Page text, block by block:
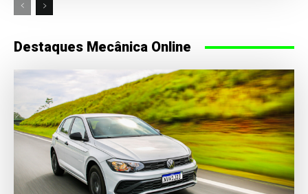
Destaques Mecânica Online